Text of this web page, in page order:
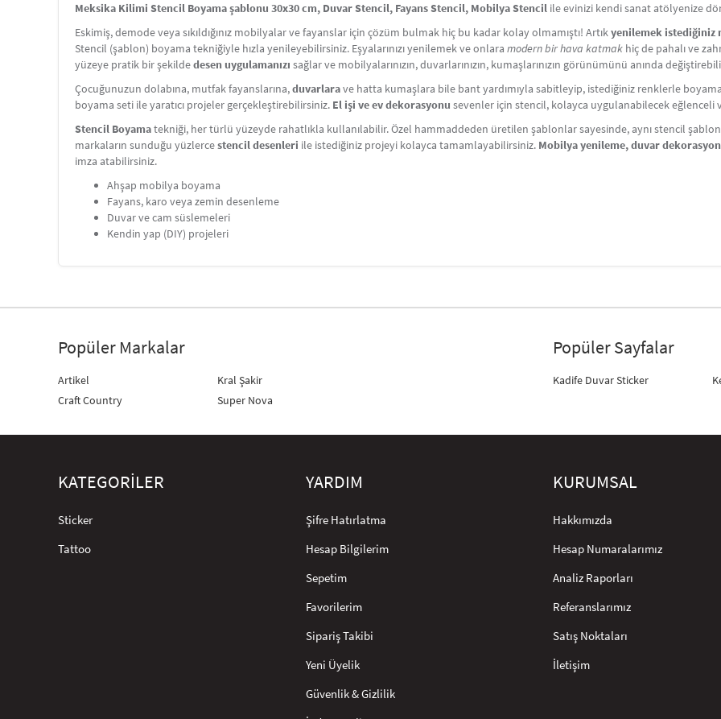
Meksika Kilimi Stencil Boyama şablonu 30x30 cm, Duvar Stencil, Fayans Stencil, Mobilya Stencil ile evinizi kendi sanat atölyenize
Eskimiş, demode veya sıkıldığınız mobilyalar ve fayanslar için çözüm bulmak hiç bu kadar kolay olmamıştı! Artıkyenilemek istediğiniz
Stencil (şablon) boyama tekniğiyle hızla yenileyebilirsiniz. Eşyalarınızı yenilemek ve onlara modern bir hava katmak hiç de pahalı ve
yüzeye pratik bir şekildedesen uygulamanızı sağlar ve mobilyalarınızın, duvarlarınızın, kumaşlarınızın görünümünü anında
Çocuğunuzun dolabına, mutfak fayanslarına,duvarlarave hatta kumaşlara bile bant yardımıyla sabitleyip, istediğiniz renklerle
boyama seti ile yaratıcı projeler gerçekleştirebilirsiniz. El işi ve ev dekorasyonu sevenler için stencil, kolayca uygulanabilecek eğlenceli
Stencil Boyamatekniği, her türlü yüzeyde rahatlıkla kullanılabilir. Özel hammaddeden üretilen şablonlar sayesinde, aynı stencil
markaların sunduğu yüzlercestencil desenleri ile istediğiniz projeyi kolayca tamamlayabilirsiniz. Mobilya yenileme, duvar
imza atabilirsiniz.
Ahşap mobilya boyama
Fayans, karo veya zemin desenleme
Duvar ve cam süslemeleri
Kendin yap (DIY) projeleri
Popüler Markalar
Artikel
Craft Country
Kral Şakir
Super Nova
Popüler Sayfalar
Kadife Duvar Sticker
KATEGORİLER
Sticker
Tattoo
YARDIM
Şifre Hatırlatma
Hesap Bilgilerim
Sepetim
Favorilerim
Sipariş Takibi
Yeni Üyelik
Güvenlik & Gizlilik
KURUMSAL
Hakkımızda
Hesap Numaralarımız
Analiz Raporları
Referanslarımız
Satış Noktaları
İletişim